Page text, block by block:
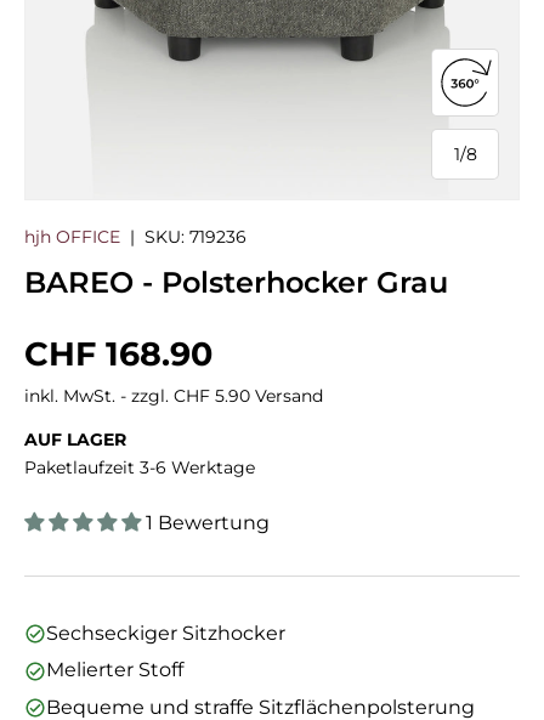
1/
von
8
360°-
hjh OFFICE | SKU: 719236
BAREO - Polsterhocker Grau
Normaler Preis
CHF 168.90
inkl. MwSt. - zzgl. CHF 5.90 Versand
AUF LAGER
Paketlaufzeit 3-6 Werktage
1 Bewertung
Sechseckiger Sitzhocker
Melierter Stoff
Bequeme und straffe Sitzflächenpolsterung